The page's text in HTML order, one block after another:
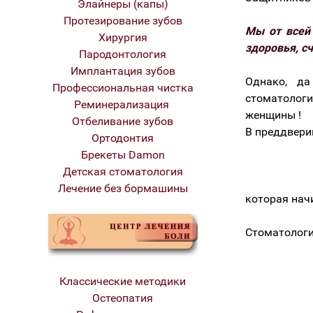
Элайнеры (капы)
Протезирование зубов
Хирургия
Пародонтология
Имплантация зубов
Профессиональная чистка
Реминерализация
Отбеливание зубов
Ортодонтия
Брекеты Damon
Детская стоматология
Лечение без бормашины
Классические методики
Остеопатия
Мы от всей
здоровья,
Однако,
женщины !
В
которая